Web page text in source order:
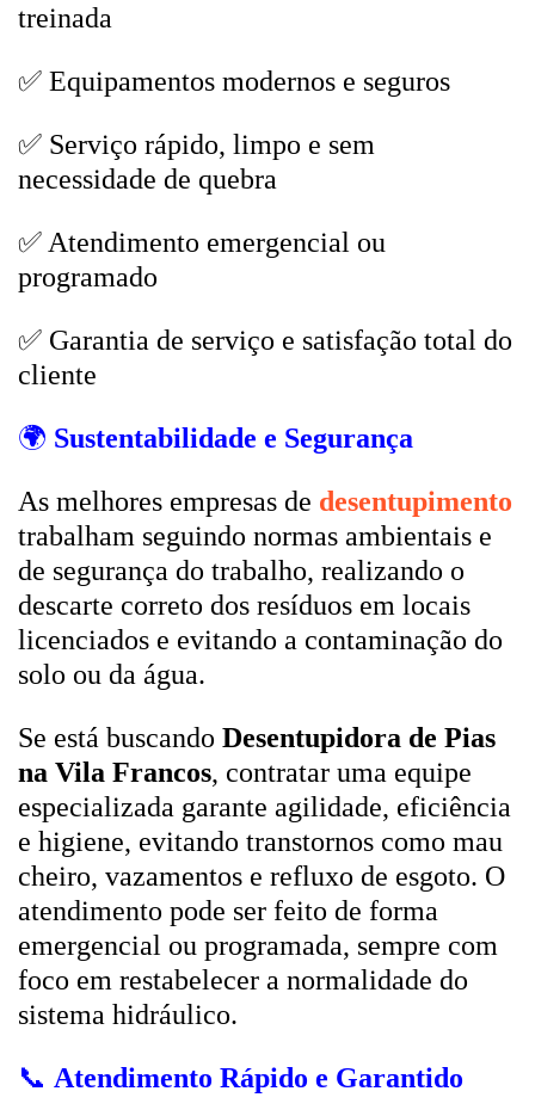
treinada
✅ Equipamentos modernos e seguros
✅ Serviço rápido, limpo e sem
necessidade de quebra
✅ Atendimento emergencial ou
programado
✅ Garantia de serviço e satisfação total do
cliente
🌍 Sustentabilidade e Segurança
As melhores empresas de desentupimento
trabalham seguindo normas ambientais e
de segurança do trabalho, realizando o
descarte correto dos resíduos em locais
licenciados e evitando a contaminação do
solo ou da água.
Se está buscando Desentupidora de Pias
na Vila Francos, contratar uma equipe
especializada garante agilidade, eficiência
e higiene, evitando transtornos como mau
cheiro, vazamentos e refluxo de esgoto. O
atendimento pode ser feito de forma
emergencial ou programada, sempre com
foco em restabelecer a normalidade do
sistema hidráulico.
📞 Atendimento Rápido e Garantido